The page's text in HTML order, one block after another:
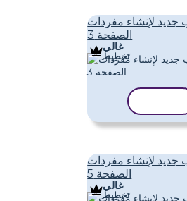
جديد لإنشاء مفردات
الصفحة 3
غالي
تَخطِيط
جديد لإنشاء مفردات
الصفحة 5
غالي
تَخطِيط